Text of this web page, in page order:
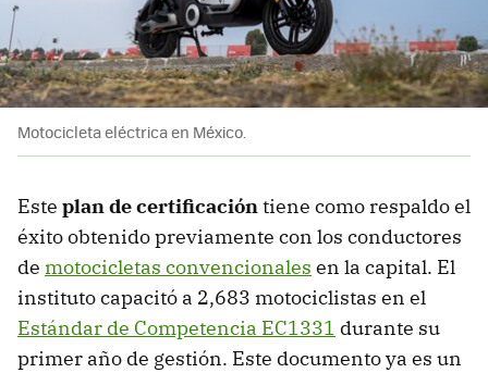
Motocicleta eléctrica en México.
Este plan de certificacióntiene como respaldo el
éxito obtenido previamente con los conductores
de motocicletas convencionales en la capital. El
instituto capacitó a 2,683 motociclistas en el
Estándar de Competencia EC1331 durante su
primer año de gestión. Este documento ya es un